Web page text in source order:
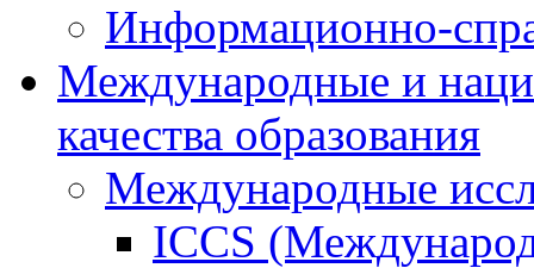
Информационно-
Международные и
качества образования
Международные
ICCS